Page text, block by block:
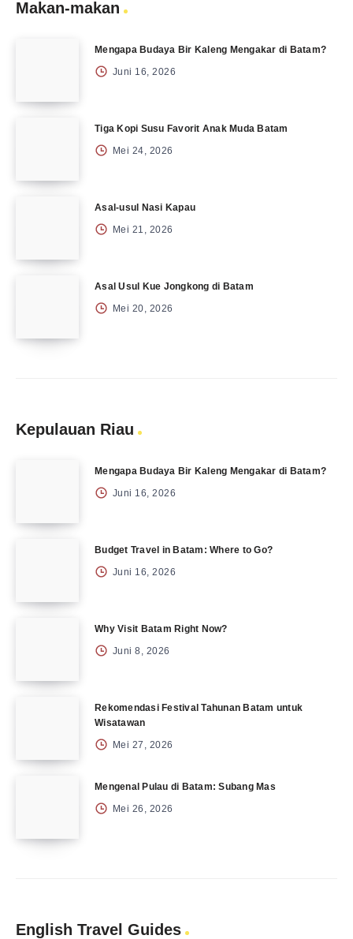
Makan-makan
Mengapa Budaya Bir Kaleng Mengakar di Batam?
Juni 16, 2026
Tiga Kopi Susu Favorit Anak Muda Batam
Mei 24, 2026
Asal-usul Nasi Kapau
Mei 21, 2026
Asal Usul Kue Jongkong di Batam
Mei 20, 2026
Kepulauan Riau
Mengapa Budaya Bir Kaleng Mengakar di Batam?
Juni 16, 2026
Budget Travel in Batam: Where to Go?
Juni 16, 2026
Why Visit Batam Right Now?
Juni 8, 2026
Rekomendasi Festival Tahunan Batam untuk
Wisatawan
Mei 27, 2026
Mengenal Pulau di Batam: Subang Mas
Mei 26, 2026
English Travel Guides